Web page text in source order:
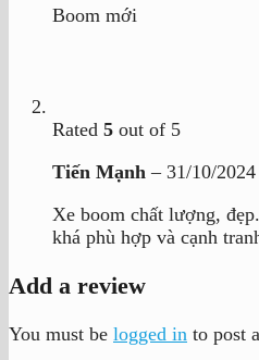
Boom mới
Rated 5 out of 5
Tiến Mạnh– 31/10/2024
Xe boom chất lượng,
khá phù hợp và cạnh
Add a review
You must be logged in to post